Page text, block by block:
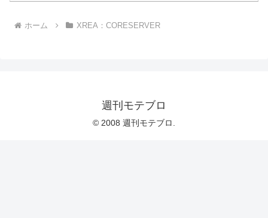
ホーム XREA：CORESERVER
週刊モテブロ
© 2008 週刊モテブロ.